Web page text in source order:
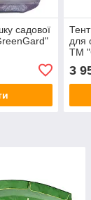
садової
для
ТМ
3